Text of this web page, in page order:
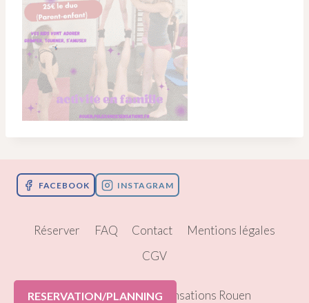
FACEBOOK INSTAGRAM
Réserver FAQ Contact
Mentions légales
CGV
© 2026 Pole Dance Sensations Rouen
RESERVATION/PLANNING